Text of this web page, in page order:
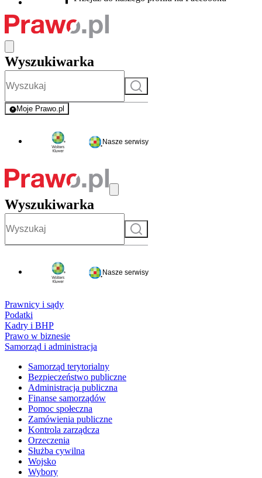
Facebook - otwiera się w nowej karcie
Wyszukiwarka
Szukaj
Moje Prawo.pl
- rejestracja i logowanie do serwisu
Nasze serwisy
Wyszukiwarka
Szukaj
Nasze serwisy
Prawnicy i sądy
Podatki
Kadry i BHP
Prawo w biznesie
Samorząd i administracja
Samorząd terytorialny
Bezpieczeństwo publiczne
Administracja publiczna
Finanse samorządów
Pomoc społeczna
Zamówienia publiczne
Kontrola zarządcza
Orzeczenia
Służba cywilna
Wojsko
Wybory